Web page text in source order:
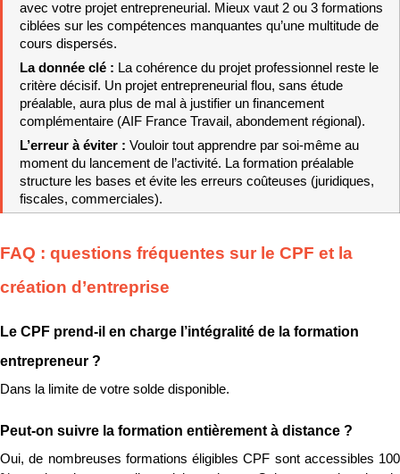
avec votre projet entrepreneurial. Mieux vaut 2 ou 3 formations
ciblées sur les compétences manquantes qu’une multitude de
cours dispersés.
La donnée clé : La cohérence du projet professionnel reste le
critère décisif. Un projet entrepreneurial flou, sans étude
préalable, aura plus de mal à justifier un financement
complémentaire (AIF France Travail, abondement régional).
L’erreur à éviter : Vouloir tout apprendre par soi-même au
moment du lancement de l’activité. La formation préalable
structure les bases et évite les erreurs coûteuses (juridiques,
fiscales, commerciales).
FAQ : questions fréquentes sur le CPF et la
création d’entreprise
Le CPF prend-il en charge l’intégralité de la formation
entrepreneur ?
Dans la limite de votre solde disponible.
Peut-on suivre la formation entièrement à distance ?
Oui, de nombreuses formations éligibles CPF sont accessibles 100